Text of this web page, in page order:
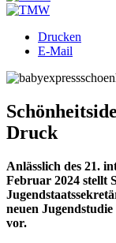
Drucken
E-Mail
Druck
Anlässlich des 21.
Februar 2024 stellt
neuen
vor.